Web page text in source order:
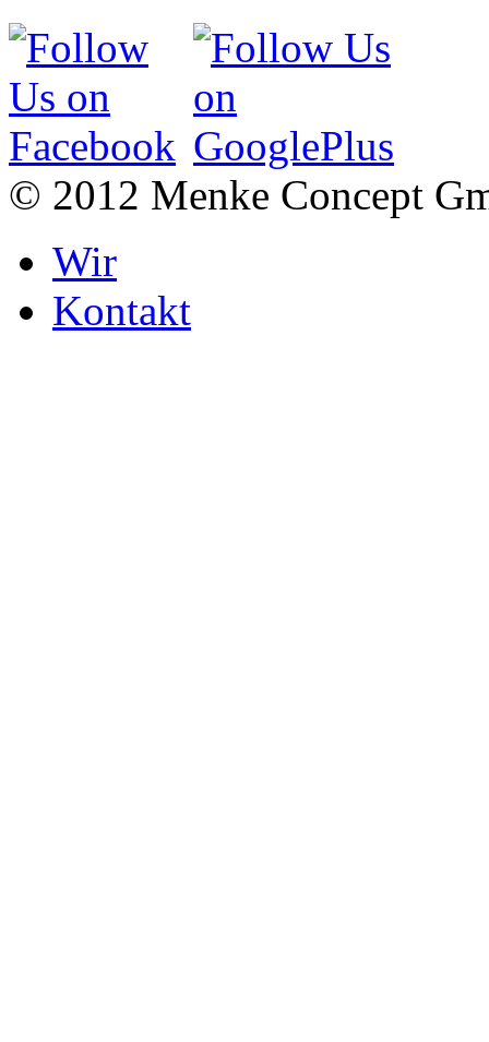
© 2012 Menke Concept
Wir
Kontakt